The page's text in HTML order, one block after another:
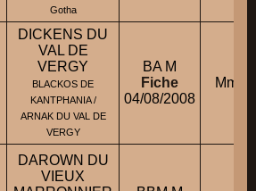
Gotha
DICKENS DU
VAL DE
VERGY
BLACKOS DE
KANTPHANIA /
ARNAK DU VAL DE
VERGY
BA M
Fiche
04/08/2008
Mme
DAROWN DU
VIEUX